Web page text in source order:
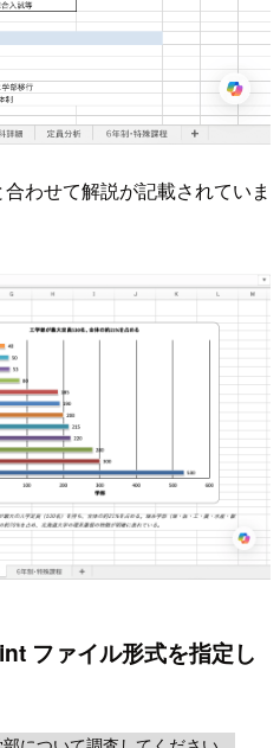
わせて解説が記載されていま
ファイル形式を指定し